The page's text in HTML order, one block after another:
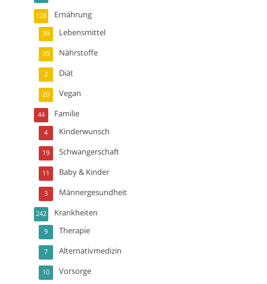
Ernährung
128
Lebensmittel
39
Nährstoffe
39
Diät
2
Vegan
20
Familie
44
Kinderwunsch
4
Schwangerschaft
19
Baby & Kinder
11
Männergesundheit
3
Krankheiten
242
Therapie
9
Alternativmedizin
7
Vorsorge
10